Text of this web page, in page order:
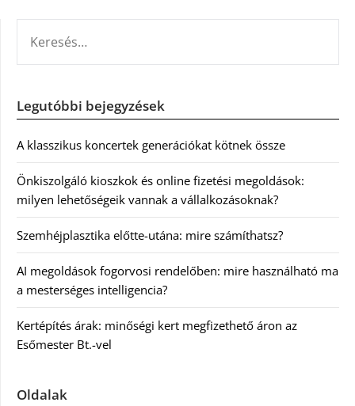
Legutóbbi bejegyzések
A klasszikus koncertek generációkat kötnek össze
Önkiszolgáló kioszkok és online fizetési megoldások:
milyen lehetőségeik vannak a vállalkozásoknak?
Szemhéjplasztika előtte-utána: mire számíthatsz?
AI megoldások fogorvosi rendelőben: mire használható ma
a mesterséges intelligencia?
Kertépítés árak: minőségi kert megfizethető áron az
Esőmester Bt.-vel
Oldalak